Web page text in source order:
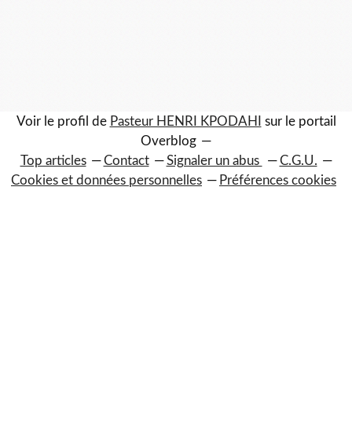
Voir le profil de Pasteur HENRI KPODAHI
sur le portail
Overblog
Top articles
Contact Signaler un abus
C.G.U.
Cookies et données personnelles
Préférences cookies